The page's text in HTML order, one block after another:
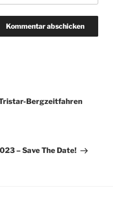
Bergzeitfahren
– Save The Date!